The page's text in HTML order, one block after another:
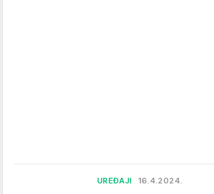
UREĐAJI 16.4.2024.